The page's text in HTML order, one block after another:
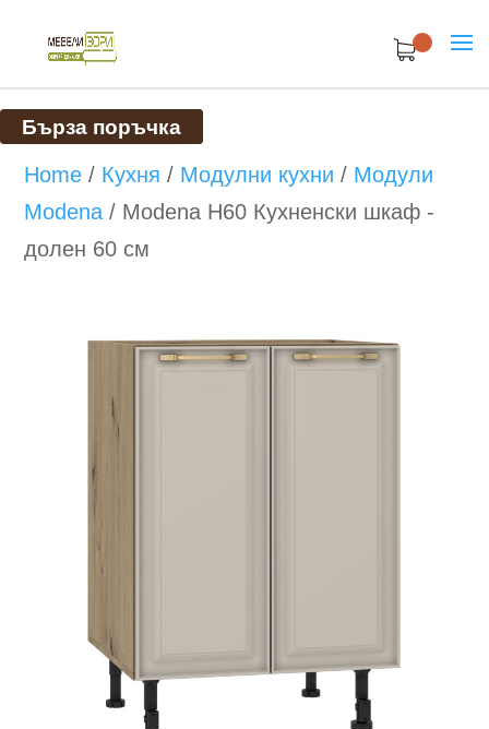
Бърза поръчка
Home / Кухня / Модулни кухни / Модули
Modena / Modena H60 Кухненски шкаф -
долен 60 см